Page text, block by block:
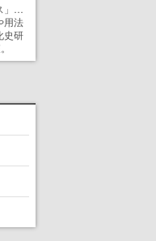
」…
用法
史研